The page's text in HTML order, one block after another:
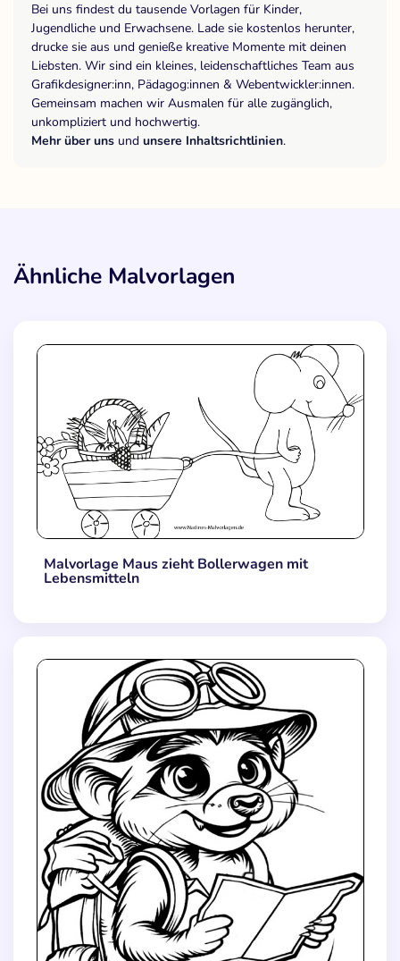
Bei uns findest du tausende Vorlagen für Kinder,
Jugendliche und Erwachsene. Lade sie kostenlos herunter,
drucke sie aus und genieße kreative Momente mit deinen
Liebsten. Wir sind ein kleines, leidenschaftliches Team aus
Grafikdesigner:inn, Pädagog:innen & Webentwickler:innen.
Gemeinsam machen wir Ausmalen für alle zugänglich,
unkompliziert und hochwertig.
Mehr über uns und unsere Inhaltsrichtlinien.
Ähnliche Malvorlagen
Malvorlage Maus zieht Bollerwagen mit
Lebensmitteln